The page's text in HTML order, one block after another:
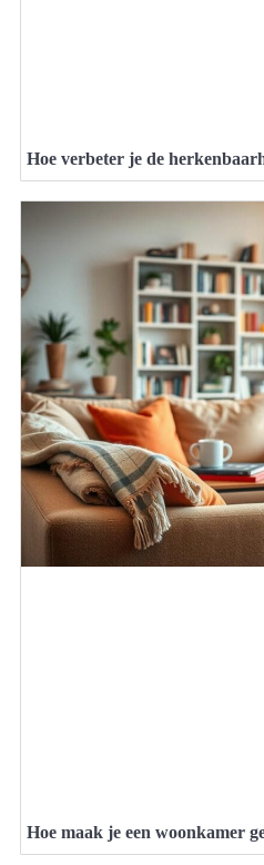
Hoe verbeter je de
Hoe maak je een woonkamer